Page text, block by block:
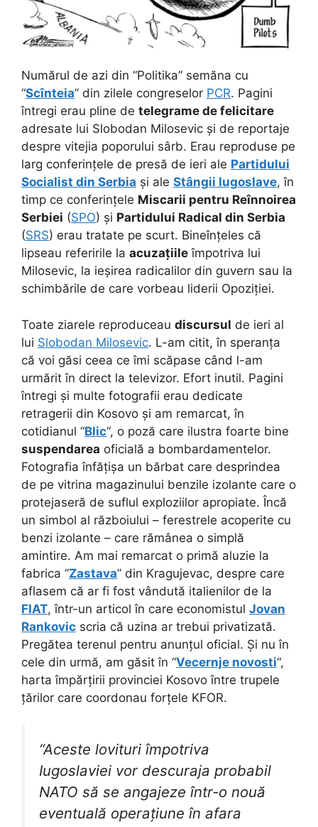
Numărul de azi din “Politika” semăna cu
“Scînteia” din zilele congreselor PCR. Pagini
întregi erau pline de telegrame de felicitare
adresate lui Slobodan Milosevic și de reportaje
despre vitejia poporului sârb. Erau reproduse pe
larg conferințele de presă de ieri ale Partidului
Socialist din Serbia și ale Stângii Iugoslave,în
timp ce conferințele Miscarii pentru Reînnoirea
Serbiei (SPO) și Partidului Radical din Serbia
(SRS) erau tratate pe scurt. Bineînțeles că
lipseau referirile la acuzațiile împotriva lui
Milosevic, la ieșirea radicalilor din guvern sau la
schimbările de care vorbeau liderii Opoziției.
Toate ziarele reproduceau discursul de ieri al
lui Slobodan Milosevic. L-am citit, în speranța
că voi găsi ceea ce îmi scăpase când l-am
urmărit în direct la televizor. Efort inutil. Pagini
întregi și multe fotografii erau dedicate
retragerii din Kosovo și am remarcat, în
cotidianul “Blic“, o poză care ilustra foarte bine
suspendarea oficială a bombardamentelor.
Fotografia înfățișa un bărbat care desprindea
de pe vitrina magazinului benzile izolante care o
protejaseră de suflul exploziilor apropiate. Încă
un simbol al războiului – ferestrele acoperite cu
benzi izolante – care rămânea o simplă
amintire. Am mai remarcat o primă aluzie la
fabrica “Zastava” din Kragujevac, despre care
aflasem că ar fi fost vândută italienilor de la
FIAT, într-un articol în care economistul Jovan
Rankovic scria că uzina ar trebui privatizată.
Pregătea terenul pentru anunțul oficial. Și nu în
cele din urmă, am găsit în “Vecernje novosti“,
harta împărțirii provinciei Kosovo între trupele
țărilor care coordonau forțele KFOR.
“Aceste lovituri împotriva
Iugoslaviei vor descuraja probabil
NATO să se angajeze într-o nouă
eventuală operațiune în afara